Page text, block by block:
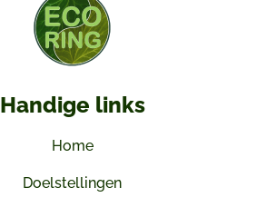
Handige links
Home
Doelstellingen